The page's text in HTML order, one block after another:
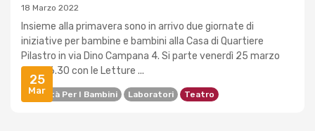
25
Mar
18 Marzo 2022
Insieme alla primavera sono in arrivo due giornate di
iniziative per bambine e bambini alla Casa di Quartiere
Pilastro in via Dino Campana 4. Si parte venerdì 25 marzo
dalle 16.30 con le Letture ...
Attività Per I Bambini Laboratori Teatro